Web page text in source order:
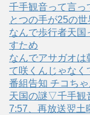
千手観音って言っ
とつの手が25の
なんで歩行者天国
すため
なんでアサガオは
て咲くんじゃなく
番組告知 チコち
天国の謎▽千手観
7:57、再放送翌土